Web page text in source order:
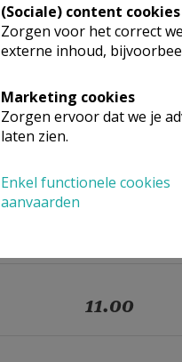
11.00
11.00
11.00
(Sociale) content cookies
Zorgen voor het correct
externe inhoud,
Marketing cookies
Zorgen ervoor dat we je
laten zien.
Enkel functionele cookies
aanvaarden